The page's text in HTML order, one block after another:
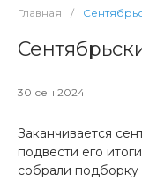
Главная /
30 сен 2024
Заканчивается
подвести его
собрали подборку